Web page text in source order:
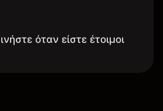
όταν είστε έτοιμοι